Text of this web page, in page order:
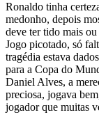
Ronaldo tinha
medonho, depois
deve ter tido mais
Jogo picotado, só
tragédia estava
para a Copa do
Daniel Alves, a
preciosa, jogava
jogador que muitas